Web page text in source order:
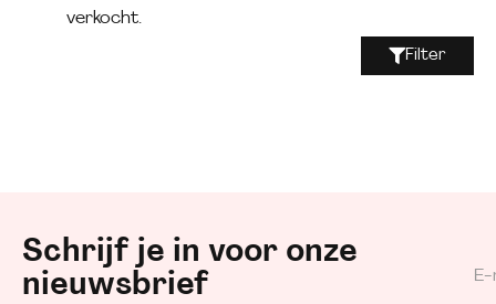
verkocht.
Filter
Schrijf je in voor onze
nieuwsbrief